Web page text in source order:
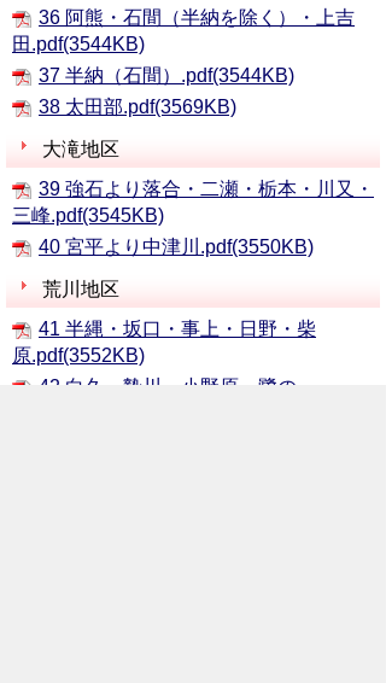
36 阿熊・石間（半納を除く）・上吉
田.pdf(3544KB)
37 半納（石間）.pdf(3544KB)
38 太田部.pdf(3569KB)
大滝地区
39 強石より落合・二瀬・栃本・川又・
三峰.pdf(3545KB)
40 宮平より中津川.pdf(3550KB)
荒川地区
41 半縄・坂口・事上・日野・柴
原.pdf(3552KB)
42 白久・贄川・小野原・鷺の